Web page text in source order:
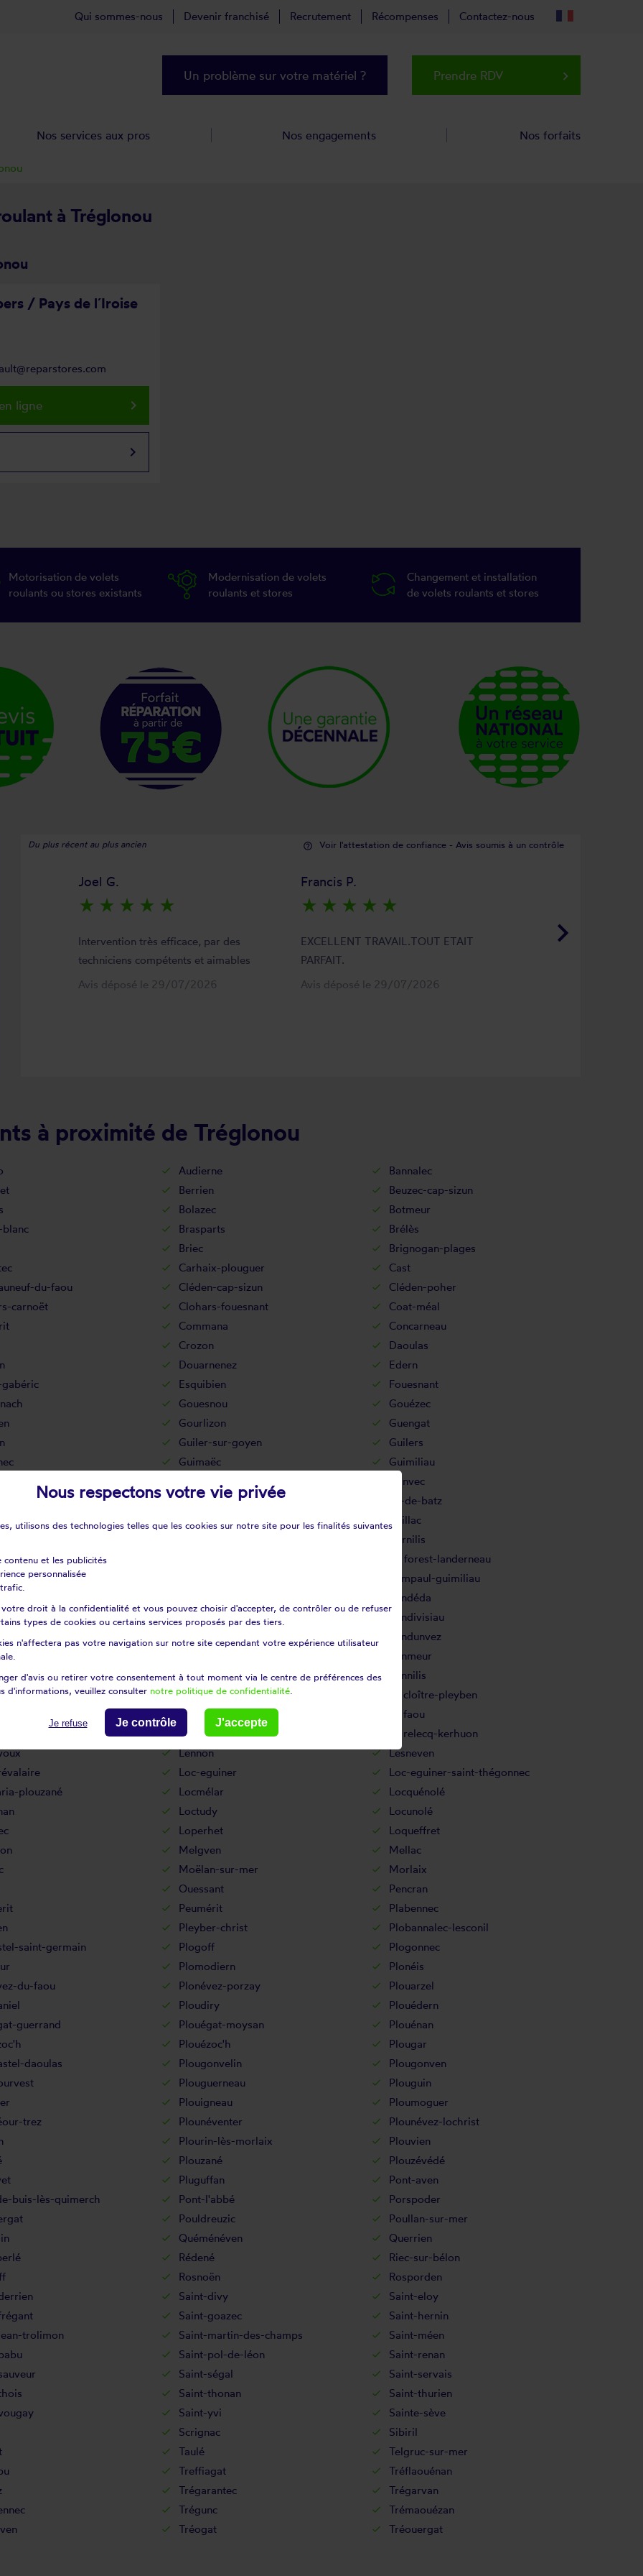
à Tréglonou
/ Pays de l´Iroise
ligne keyboard_arrow_right
keyboard_arrow_right
Motorisation de volets
roulants ou stores existants
Modernisation de volets
roulants et stores
Changement et installation
de volets roulants et stores
Du plus récent au plus ancien help_outline Voir l'attestation de confiance - Avis soumis à un contrôle
keyboard_arrow_right
Joel G.
star_rate star_rate star_rate star_rate star_rate
Intervention très efficace, par des
techniciens compétents et aimables
Avis déposé le 29/07/2026
Francis P.
star_rate star_rate star_rate star_rate star_rate
EXCELLENT TRAVAIL.TOUT ETAIT
PARFAIT.
Avis déposé le 29/07/2026
à proximité de Tréglonou
Audierne
Bannalec
Berrien
Beuzec-cap-sizun
Bolazec
Botmeur
Brasparts
Brélès
Briec
Brignogan-plages
Carhaix-plouguer
Cast
du-faou Cléden-cap-sizun
Cléden-poher
carnoët Clohars-fouesnant
Coat-méal
Commana
Concarneau
Crozon
Daoulas
Douarnenez
Edern
Esquibien
Fouesnant
Gouesnou
Gouézec
Gourlizon
Guengat
Guiler-sur-goyen
Guilers
Guimaëc
Guimiliau
Hanvec
camfrout Huelgoat
Île-de-batz
Ile-tudy
Irvillac
Kernilis
plabennec
La forest-landerneau
Lampaul-guimiliau
Landéda
Landévennec
Landivisiau
Landudec
Landunvez
Lanmeur
Lanneuffret
Lannilis
Laz
Le cloître-pleyben
Le drennec
Le faou
Le ponthou
Le relecq-kerhuon
Lennon
Lesneven
Loc-eguiner
Loc-eguiner-saint-thégonnec
plouzané Locmélar
Locquénolé
Loctudy
Locunolé
Loperhet
Loqueffret
Melgven
Mellac
Moëlan-sur-mer
Morlaix
Ouessant
Pencran
Peumérit
Plabennec
Pleyber-christ
Plobannalec-lesconil
saint-germain Plogoff
Plogonnec
Plomodiern
Plonéis
du-faou Plonévez-porzay
Plouarzel
Ploudiry
Plouédern
guerrand Plouégat-moysan
Plouénan
Plouézoc'h
Plougar
daoulas Plougonvelin
Plougonven
Plouguerneau
Plouguin
Plouigneau
Ploumoguer
trez Plounéventer
Plounévez-lochrist
Plourin-lès-morlaix
Plouvien
Plouzané
Plouzévédé
Pluguffan
Pont-aven
buis-lès-quimerch Pont-l'abbé
Porspoder
Pouldreuzic
Poullan-sur-mer
Quéménéven
Querrien
Rédené
Riec-sur-bélon
Rosnoën
Rosporden
Saint-divy
Saint-eloy
Saint-goazec
Saint-hernin
trolimon Saint-martin-des-champs
Saint-méen
Saint-pol-de-léon
Saint-renan
Saint-ségal
Saint-servais
Saint-thonan
Saint-thurien
Saint-yvi
Sainte-sève
Scrignac
Sibiril
Taulé
Telgruc-sur-mer
Treffiagat
Tréflaouénan
Trégarantec
Trégarvan
Trégunc
Trémaouézan
Tréogat
Tréouergat
Qui sommes-nous Devenir franchisé Recrutement Récompenses Contactez-nous
Un problème sur votre matériel ? Prendre RDV keyboard_arrow_right
Nos services aux pros Nos engagements Nos forfaits
Nous respectons votre vie privée
utilisons des technologies telles que les cookies sur notre site pour les finalités suivantes
contenu et les publicités
personnalisée
votre droit à la confidentialité et vous pouvez choisir d'accepter, de contrôler ou de refuser
types de cookies ou certains services proposés par des tiers.
n'affectera pas votre navigation sur notre site cependant votre expérience utilisateur
d'avis ou retirer votre consentement à tout moment via le centre de préférences des
d'informations, veuillez consulter notre politique de confidentialité
Je refuse Je contrôle J'accepte